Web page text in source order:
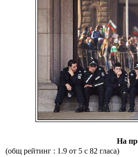
На
(общ рейтинг : 1.9 от 5 с 82 гласа)